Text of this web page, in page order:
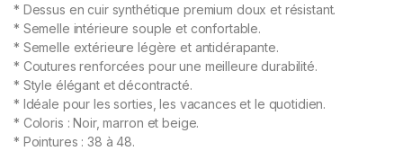
* Dessus en cuir synthétique premium doux et résistant.
* Semelle intérieure souple et confortable.
* Semelle extérieure légère et antidérapante.
* Coutures renforcées pour une meilleure durabilité.
* Style élégant et décontracté.
* Idéale pour les sorties, les vacances et le quotidien.
* Coloris : Noir, marron et beige.
* Pointures : 38 à 48.